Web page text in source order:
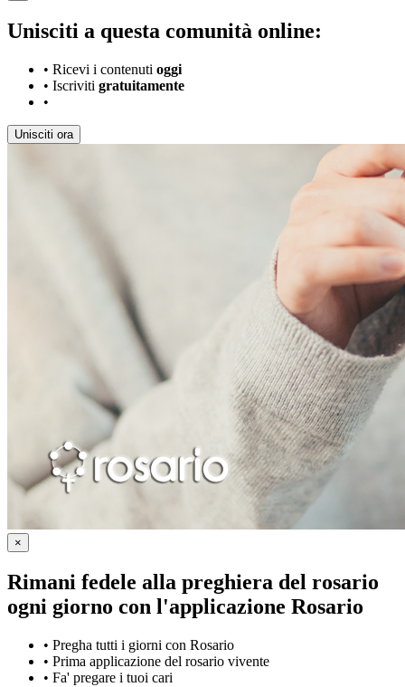
Unisciti a questa comunità online:
• Ricevi i contenuti oggi
• Iscriviti gratuitamente
•
Unisciti ora
×
Rimani fedele alla preghiera del rosario
ogni giorno con l'applicazione Rosario
• Pregha tutti i giorni con Rosario
• Prima applicazione del rosario vivente
• Fa' pregare i tuoi cari